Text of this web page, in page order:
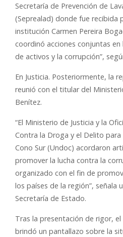
Secretaría de Prevención de
(Seprealad) donde fue recibida
institución Carmen Pereira
coordinó acciones conjuntas
de activos y la corrupción”,
En Justicia. Posteriormente, la
reunió con el titular del
Benítez.
“El Ministerio de Justicia y la
Contra la Droga y el Delito para
Cono Sur (Undoc) acordaron
promover la lucha contra la
organizado con el fin de
los países de la región”, señala
Secretaría de Estado.
Tras la presentación de rigor,
brindó un pantallazo sobre la